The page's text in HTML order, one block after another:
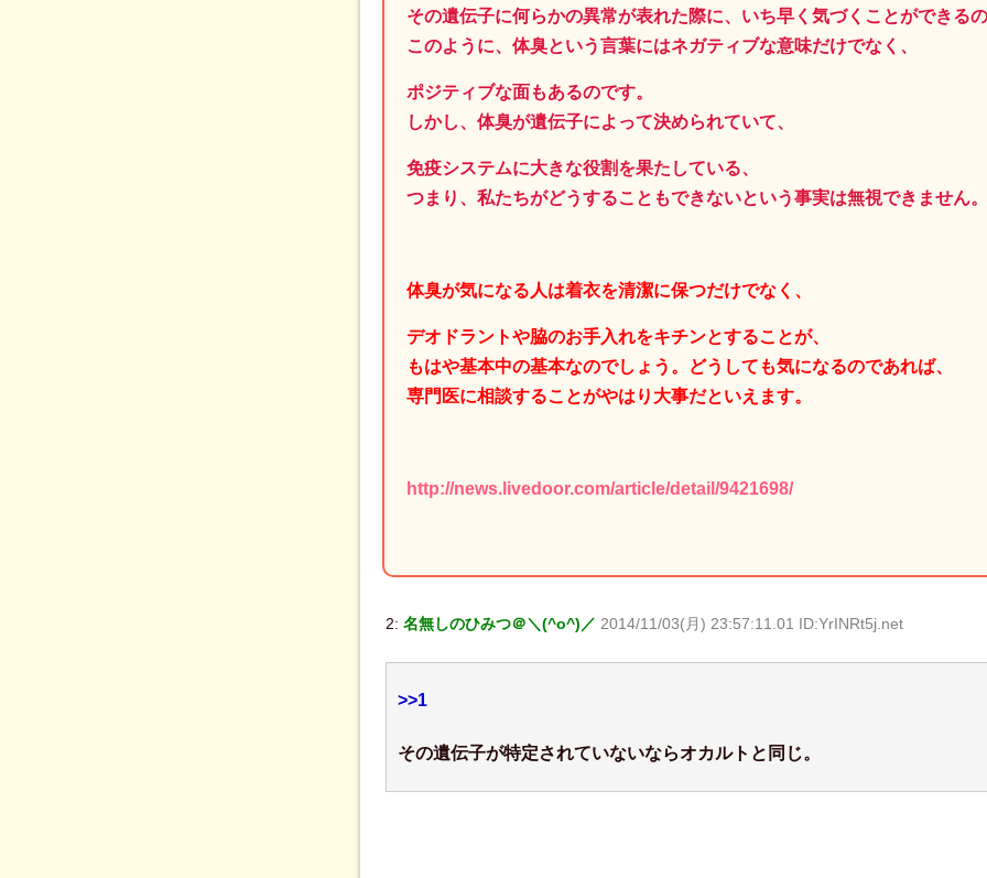
その遺伝子に何らかの異常が表れた際に、いち早く気づくことができるの
このように、体臭という言葉にはネガティブな意味だけでなく、
ポジティブな面もあるのです。
しかし、体臭が遺伝子によって決められていて、
免疫システムに大きな役割を果たしている、
つまり、私たちがどうすることもできないという事実は無視できません。
体臭が気になる人は着衣を清潔に保つだけでなく、
デオドラントや脇のお手入れをキチンとすることが、
もはや基本中の基本なのでしょう。どうしても気になるのであれば、
専門医に相談することがやはり大事だといえます。
http://news.livedoor.com/article/detail/9421698/
2: 名無しのひみつ＠＼(^o^)／ 2014/11/03(月) 23:57:11.01 ID:YrINRt5j.net
>>1
その遺伝子が特定されていないならオカルトと同じ。